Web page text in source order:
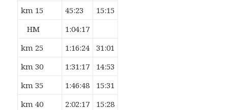
km 15
45:23
15:15
HM
1:04:17
km 25
1:16:24
31:01
km 30
1:31:17
14:53
km 35
1:46:48
15:31
km 40
2:02:17
15:28